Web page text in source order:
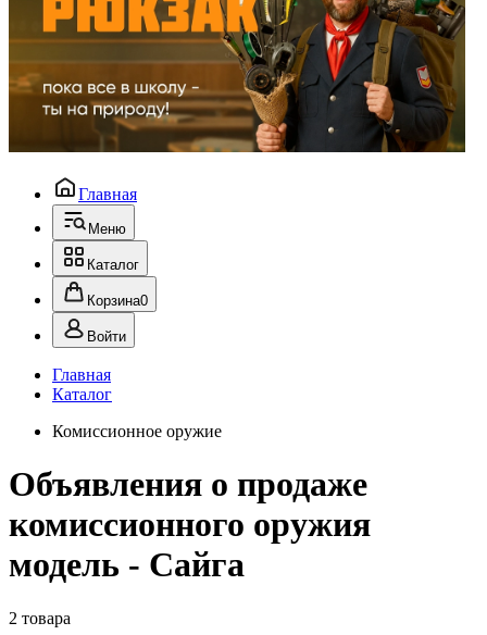
Главная
Меню
Каталог
Корзина0
Войти
Главная
Каталог
Комиссионное оружие
Объявления о продаже
комиссионного оружия
модель - Сайга
2 товара